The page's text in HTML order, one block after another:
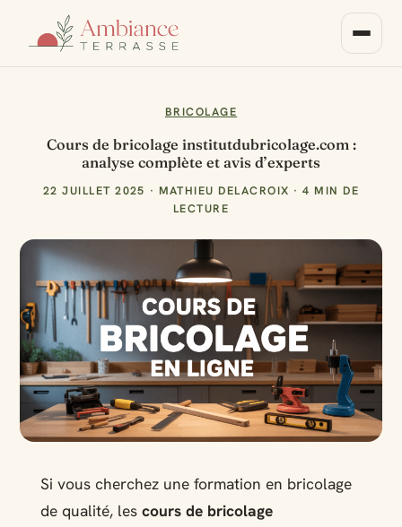
BRICOLAGE
Cours de bricolage institutdubricolage.com :
analyse complète et avis d’experts
22 JUILLET 2025 · MATHIEU DELACROIX · 4 MIN DE
LECTURE
Si vous cherchez une formation en bricolage
de qualité, les cours de bricolage